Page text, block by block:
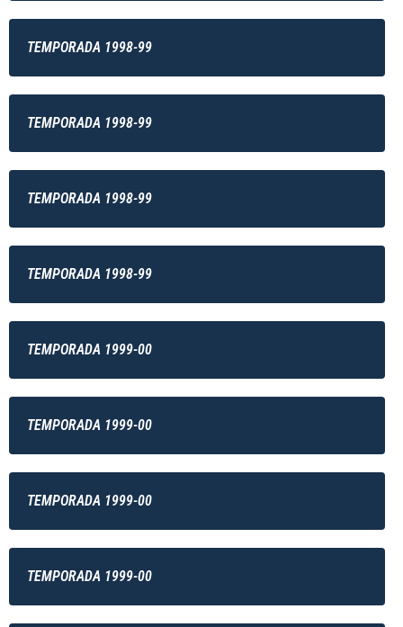
TEMPORADA 1998-99
TEMPORADA 1998-99
TEMPORADA 1998-99
TEMPORADA 1998-99
TEMPORADA 1999-00
TEMPORADA 1999-00
TEMPORADA 1999-00
TEMPORADA 1999-00